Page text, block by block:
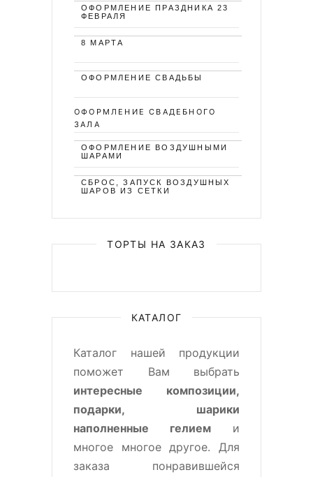
ОФОРМЛЕНИЕ ПРАЗДНИКА 23
ФЕВРАЛЯ
8 МАРТА
ОФОРМЛЕНИЕ СВАДЬБЫ
ОФОРМЛЕНИЕ СВАДЕБНОГО
ЗАЛА
ОФОРМЛЕНИЕ ВОЗДУШНЫМИ
ШАРАМИ
СБРОС, ЗАПУСК ВОЗДУШНЫХ
ШАРОВ ИЗ СЕТКИ
ТОРТЫ НА ЗАКАЗ
КАТАЛОГ
Каталог нашей продукции
поможет Вам выбрать
интересные композиции,
подарки, шарики
наполненные гелием и
многое многое другое. Для
заказа понравившейся